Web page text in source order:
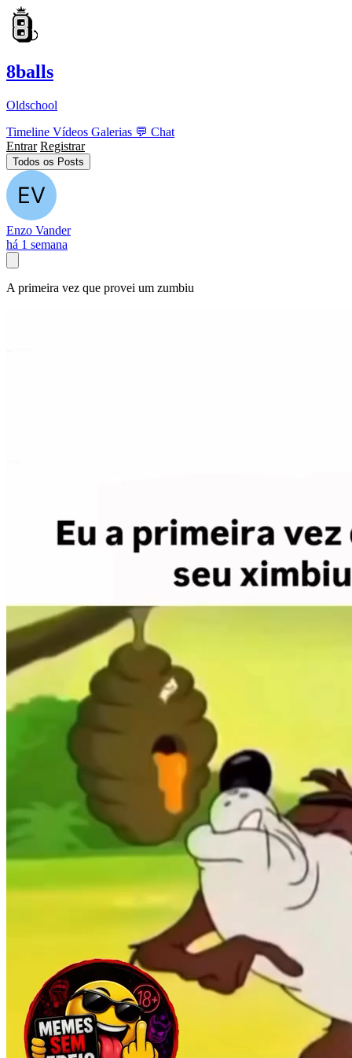
8balls
Oldschool
Timeline Vídeos Galerias 💬 Chat
Entrar Registrar
Todos os Posts
Enzo Vander
há 1 semana
A primeira vez que provei um zumbiu